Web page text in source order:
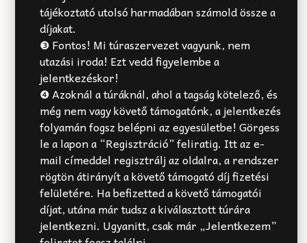
tájékoztató utolsó harmadában számold össze a
díjakat.
❸ Fontos! Mi túraszervezet vagyunk, nem
utazási iroda! Ezt vedd figyelembe a
jelentkezéskor!
❹ Azoknál a túráknál, ahol a tagság kötelező, és
még nem vagy követő támogatónk, a jelentkezés
folyamán fogsz belépni az egyesületbe! Görgess
le a lapon a “Regisztráció” feliratig. Itt az e-
mail címeddel regisztrálj az oldalra, a rendszer
rögtön átirányít a követő támogató díj fizetési
felületére. Ha befizetted a követő támogatói
díjat, utána már tudsz a kiválasztott túrára
jelentkezni. Ugyanitt, csak már „Jelentkezem”